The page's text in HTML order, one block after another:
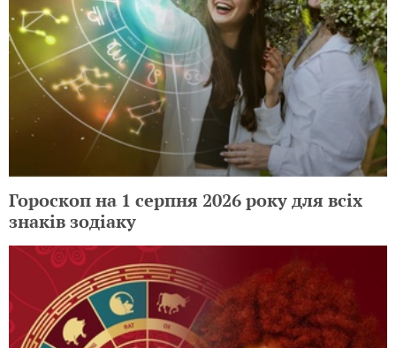
Гороскоп на 1 серпня 2026 року для всіх
знаків зодіаку